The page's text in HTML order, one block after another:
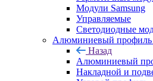
Модули Samsung
Управляемые
Светодиодные
Алюминиевый профиль
Назад
Алюминиевый
Накладной и